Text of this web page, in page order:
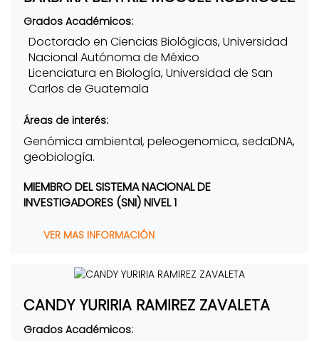
Grados Académicos:
Doctorado en Ciencias Biológicas, Universidad
Nacional Autónoma de México
Licenciatura en Biología, Universidad de San
Carlos de Guatemala
Áreas de interés:
Genómica ambiental, peleogenomica, sedaDNA,
geobiología.
MIEMBRO DEL SISTEMA NACIONAL DE
INVESTIGADORES (SNI) NIVEL 1
VER MAS INFORMACIÓN
CANDY YURIRIA RAMIREZ ZAVALETA
Grados Académicos: